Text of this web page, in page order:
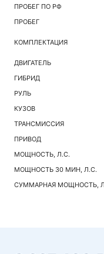
ПРОБЕГ ПО РФ
ПРОБЕГ
КОМПЛЕКТАЦИЯ
ДВИГАТЕЛЬ
ГИБРИД
РУЛЬ
КУЗОВ
ТРАНСМИССИЯ
ПРИВОД
МОЩНОСТЬ, Л.С.
МОЩНОСТЬ 30 МИН, Л.С.
СУММАРНАЯ МОЩНОСТЬ,